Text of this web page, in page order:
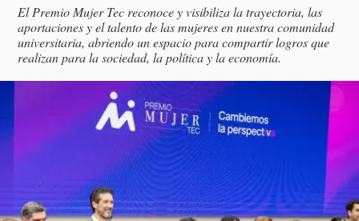
Descripción
El Premio Mujer Tec reconoce y visibiliza la trayectoria, las
aportaciones y el talento de las mujeres en nuestra comunidad
universitaria, abriendo un espacio para compartir logros que
realizan para la sociedad, la política y la economía.